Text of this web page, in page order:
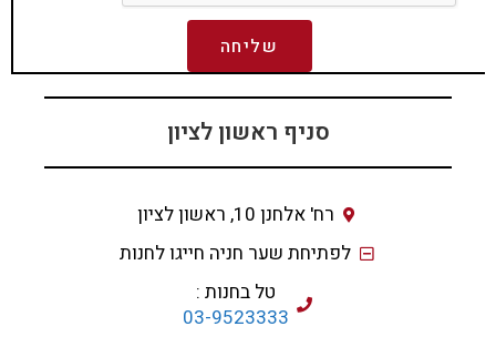
שליחה
סניף ראשון לציון
רח' אלחנן 10, ראשון לציון
לפתיחת שער חניה חייגו לחנות
טל בחנות :
03-9523333